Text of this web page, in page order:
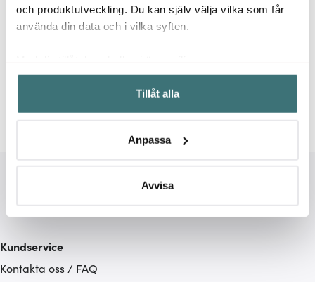
och produktutveckling. Du kan själv välja vilka som får
använda din data och i vilka syften.
Samla in information om din geografiska plats som
kan ha en noggrannhet på upp till flera meter
Identifiera din enhet genom att aktivt skanna den för
Ta reda på mer om hur dina personliga uppgifter
Du kan ändra eller dra tillbaka ditt samtycke när som
ska anpassas efter det som vi tror att du tycker om. Det
gör också att vi kan analysera vår trafik och göra
Tillåt alla
Anpassa
Avvisa
Mason Cash
Kundservice
Kontakta oss / FAQ